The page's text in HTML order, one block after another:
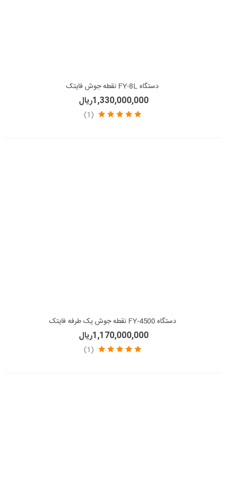
دستگاه FY-8L نقطه جوش فایتک
1,330,000,000ریال
(1)
دستگاه FY-4500 نقطه جوش یک طرفه فایتک
1,170,000,000ریال
(1)